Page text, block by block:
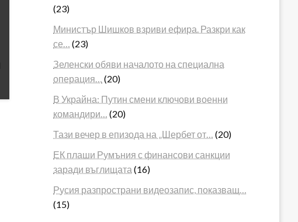
(23)
Министър Шишков взриви ефира. Разкри как
се…
(23)
Зеленски обяви началото на специална
операция…
(20)
В Украйна: Путин смени ключови военни
командири…
(20)
Тази вечер в епизода на „Шербет от…
(20)
ЕК плаши Румъния с финансови санкции
заради въглищата (16)
Русия разпространи видеозапис, показващ…
(15)